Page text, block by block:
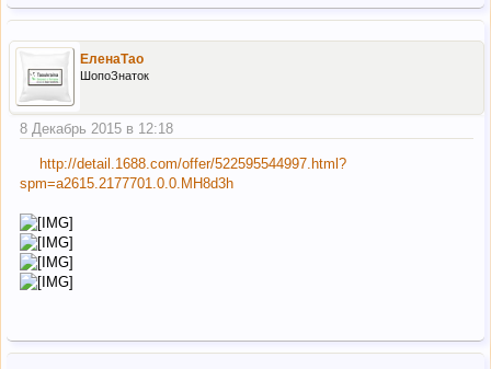
ЕленаТао
ШопоЗнаток
8 Декабрь 2015 в 12:18
http://detail.1688.com/offer/522595544997.html?
spm=a2615.2177701.0.0.MH8d3h